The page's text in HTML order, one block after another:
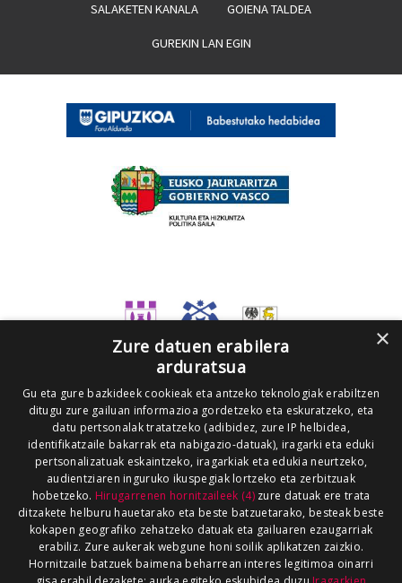
SALAKETEN KANALA GOIENA TALDEA
GUREKIN LAN EGIN
×
Zure datuen erabilera
arduratsua
Gu eta gure bazkideek cookieak eta antzeko teknologiak erabiltzen
ditugu zure gailuan informazioa gordetzeko eta eskuratzeko, eta
datu pertsonalak tratatzeko (adibidez, zure IP helbidea,
identifikatzaile bakarrak eta nabigazio-datuak), iragarki eta eduki
pertsonalizatuak eskaintzeko, iragarkiak eta edukia neurtzeko,
audientziaren inguruko ikuspegiak lortzeko eta zerbitzuak
hobetzeko. Hirugarrenen hornitzaileek (4)zure datuak ere trata
ditzakete helburu hauetarako eta beste batzuetarako, besteak beste
kokapen geografiko zehatzeko datuak eta gailuaren ezaugarriak
erabiliz. Zure aukerak webgune honi soilik aplikatzen zaizkio.
Hornitzaile batzuek baimena beharrean interes legitimoa oinarri